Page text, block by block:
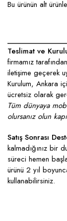
Bu ürünün alt
Teslimat ve
firmamız
iletişime geçerek
Kurulum, Ankara
ücretsiz olarak
Tüm dünyaya
olursanız olun
Satış Sonrası
kalmadığınız bir
süreci hemen
ürünü 2 yıl
kullanabilirsiniz.